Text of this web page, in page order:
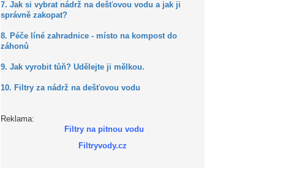
7. Jak si vybrat nádrž na dešťovou vodu a jak ji
správně zakopat?
8. Péče líné zahradnice - místo na kompost do
záhonů
9. Jak vyrobit tůň? Udělejte ji mělkou.
10. Filtry za nádrž na dešťovou vodu
Reklama:
Filtry na pitnou vodu
Filtryvody.cz